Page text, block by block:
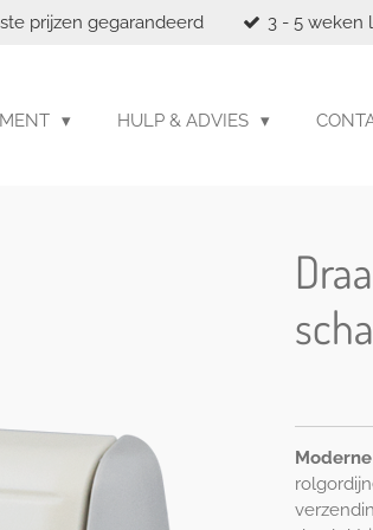
prijzen gegarandeerd 3 - 5 weken
HULP & ADVIES
Moderne